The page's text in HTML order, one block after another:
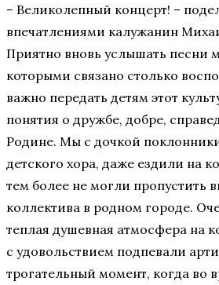
– Великолепный концерт! –
впечатлениями калужанин
Приятно вновь услышать песни
которыми связано столько
важно передать детям этот
понятия о дружбе, добре,
Родине. Мы с дочкой
детского хора, даже ездили на
тем более не могли пропустить
коллектива в родном городе.
теплая душевная атмосфера на
с удовольствием подпевали
трогательный момент, когда во